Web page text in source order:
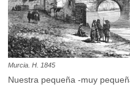
Murcia. H. 1845
Nuestra pequeña -muy